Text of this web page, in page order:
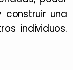
construir una
individuos.